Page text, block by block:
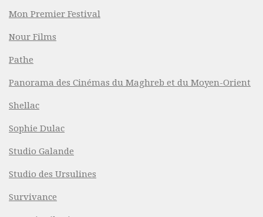
Mon Premier Festival
Nour Films
Pathe
Panorama des Cinémas du Maghreb et du Moyen-Orient
Shellac
Sophie Dulac
Studio Galande
Studio des Ursulines
Survivance